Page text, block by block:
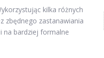
kilka różnych
zbędnego zastanawiania
na bardziej formalne